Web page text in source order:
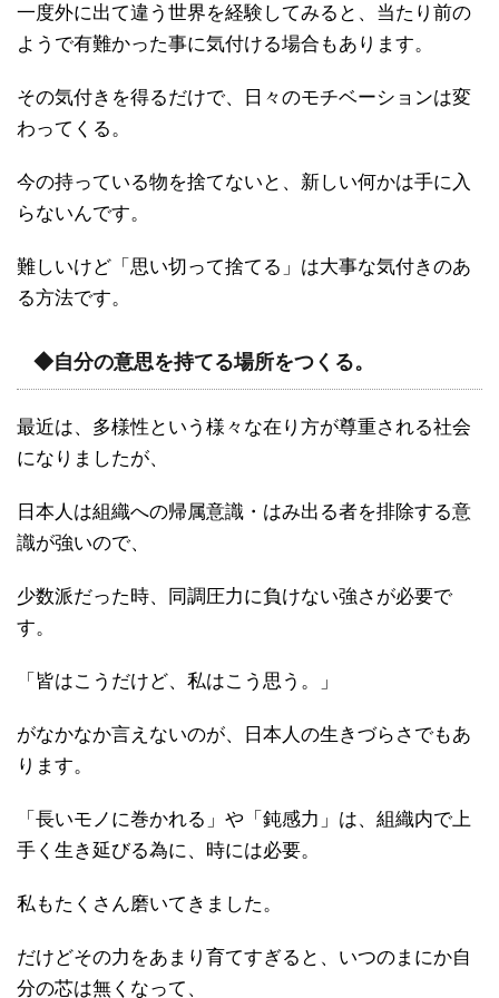
一度外に出て違う世界を経験してみると、当たり前の
ようで有難かった事に気付ける場合もあります。
その気付きを得るだけで、日々のモチベーションは変
わってくる。
今の持っている物を捨てないと、新しい何かは手に入
らないんです。
難しいけど「思い切って捨てる」は大事な気付きのあ
る方法です。
◆自分の意思を持てる場所をつくる。
最近は、多様性という様々な在り方が尊重される社会
になりましたが、
日本人は組織への帰属意識・はみ出る者を排除する意
識が強いので、
少数派だった時、同調圧力に負けない強さが必要で
す。
「皆はこうだけど、私はこう思う。」
がなかなか言えないのが、日本人の生きづらさでもあ
ります。
「長いモノに巻かれる」や「鈍感力」は、組織内で上
手く生き延びる為に、時には必要。
私もたくさん磨いてきました。
だけどその力をあまり育てすぎると、いつのまにか自
分の芯は無くなって、